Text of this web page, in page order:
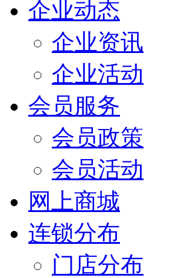
企业动态
企业资讯
企业活动
会员服务
会员政策
会员活动
网上商城
连锁分布
门店分布